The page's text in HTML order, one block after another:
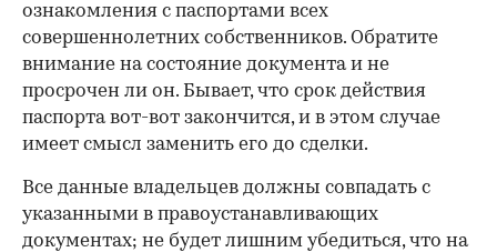
ознакомления с паспортами всех
совершеннолетних собственников. Обратите
внимание на состояние документа и не
просрочен ли он. Бывает, что срок действия
паспорта вот-вот закончится, и в этом случае
имеет смысл заменить его до сделки.
Все данные владельцев должны совпадать с
указанными в правоустанавливающих
документах; не будет лишним убедиться, что на